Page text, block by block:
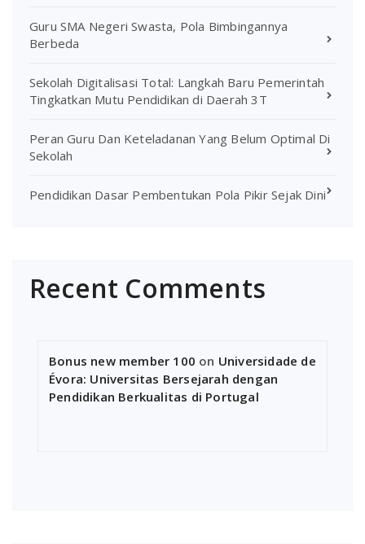
Guru SMA Negeri Swasta, Pola Bimbingannya
Berbeda
Sekolah Digitalisasi Total: Langkah Baru Pemerintah
Tingkatkan Mutu Pendidikan di Daerah 3T
Peran Guru Dan Keteladanan Yang Belum Optimal Di
Sekolah
Pendidikan Dasar Pembentukan Pola Pikir Sejak Dini
Recent Comments
Bonus new member 100 on Universidade de
Évora: Universitas Bersejarah dengan
Pendidikan Berkualitas di Portugal